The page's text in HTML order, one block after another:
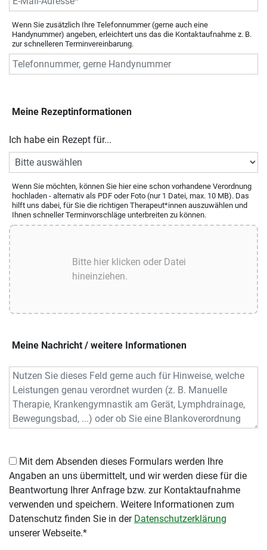
Wenn Sie zusätzlich Ihre Telefonnummer (gerne auch eine
Handynummer) angeben, erleichtert uns das die Kontaktaufnahme z. B.
zur schnelleren Terminvereinbarung.
Meine Rezeptinformationen
Ich habe ein Rezept für...
Wenn Sie möchten, können Sie hier eine schon vorhandene Verordnung
hochladen - alternativ als PDF oder Foto (nur 1 Datei, max. 10 MB). Das
hilft uns dabei, für Sie die richtigen Therapeut*innen auszuwählen und
Ihnen schneller Terminvorschläge unterbreiten zu können.
Meine Nachricht / weitere Informationen
Angaben an uns übermittelt, und wir werden diese für die
Beantwortung Ihrer Anfrage bzw. zur Kontaktaufnahme
verwenden und speichern. Weitere Informationen zum
Datenschutz finden Sie in der Datenschutzerklärung
unserer Webseite.*